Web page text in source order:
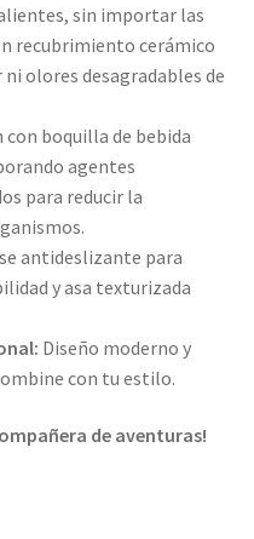
sin importar las
recubrimiento cerámico
olores desagradables de
con boquilla de bebida
agentes
para reducir la
antideslizante para
y asa texturizada
Diseño moderno y
con tu estilo.
de aventuras!